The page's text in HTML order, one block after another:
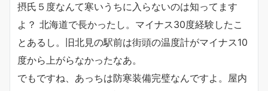
摂氏５度なんて寒いうちに入らないのは知ってます
よ？ 北海道で長かったし。マイナス30度経験したこ
とあるし。旧北見の駅前は街頭の温度計がマイナス10
度から上がらなかったなあ。
でもですね、あっちは防寒装備完璧なんですよ。屋内